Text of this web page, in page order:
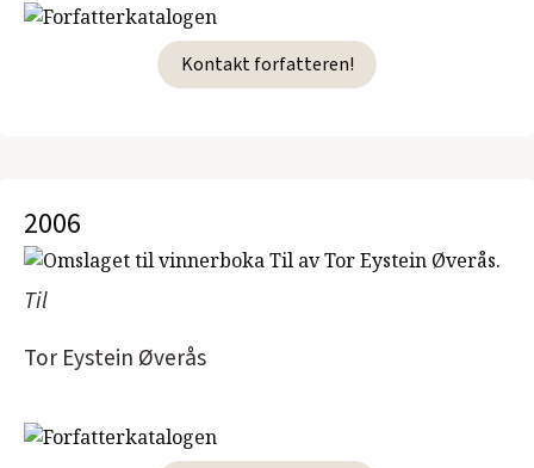
Kontakt forfatteren!
2006
Til
Tor Eystein Øverås